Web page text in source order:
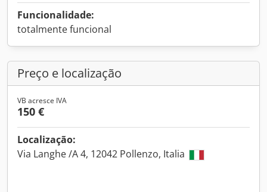
Funcionalidade:
totalmente funcional
Preço e localização
VB acresce IVA
150 €
Localização:
Via Langhe /A 4, 12042 Pollenzo, Italia